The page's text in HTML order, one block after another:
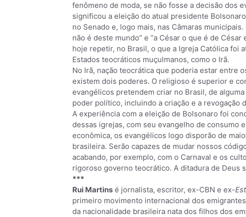
fenômeno de moda, se não fosse a decisão dos
significou a eleição do atual presidente
no Senado e, logo mais, nas Câmaras
não é deste mundo” e “a César o que é de
hoje repetir, no Brasil, o que a Igreja Católica foi
Estados teocráticos muçulmanos, como o Irã.
No Irã, nação teocrática que poderia estar entre
existem dois poderes. O religioso é superior e
evangélicos pretendem criar no Brasil, de
poder político, incluindo a criação e a revogação
A experiência com a eleição de Bolsonaro foi
dessas igrejas, com seu evangelho de consumo
econômica, os evangélicos logo disporão de
brasileira. Serão capazes de mudar nossos
acabando, por exemplo, com o Carnaval e os
rigoroso governo teocrático. A ditadura de Deus
***
Rui Martins é jornalista, escritor, ex-CBN e ex-
primeiro movimento internacional dos
da nacionalidade brasileira nata dos filhos dos